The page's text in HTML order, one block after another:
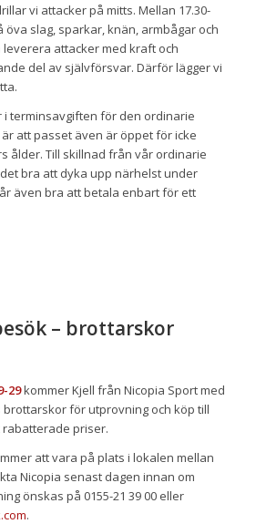
vi attacker på mitts. Mellan 17.30-
öva slag, sparkar, knän, armbågar och
leverera attacker med kraft och
del av självförsvar. Därför lägger vi
i terminsavgiften för den ordinarie
att passet även är öppet för icke
ålder. Till skillnad från vår ordinarie
bra att dyka upp närhelst under
även bra att betala enbart för ett
– brottarskor
29kommer Kjell från Nicopia Sport med
brottarskor för utprovning och köp till
priser.
att vara på plats i lokalen mellan
Nicopia senast dagen innan om
önskas på 0155-21 39 00 eller
.